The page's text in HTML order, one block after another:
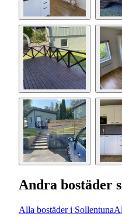
Andra bostäder
Alla bostäder i Sollentuna